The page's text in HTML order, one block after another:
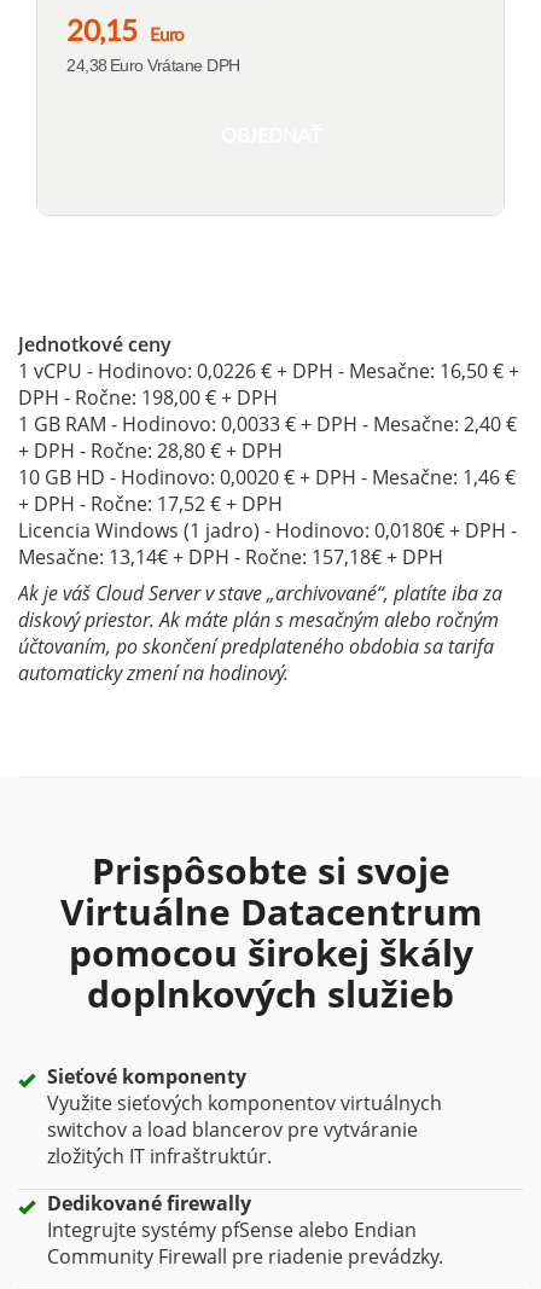
Jednotkové ceny
1 vCPU - Hodinovo: 0,0226 € + DPH - Mesačne: 16,50 € +
DPH - Ročne: 198,00 € + DPH
1 GB RAM - Hodinovo: 0,0033 € + DPH - Mesačne: 2,40 €
+ DPH - Ročne: 28,80 € + DPH
10 GB HD - Hodinovo: 0,0020 € + DPH - Mesačne: 1,46 €
+ DPH - Ročne: 17,52 € + DPH
Licencia Windows (1 jadro) - Hodinovo: 0,0180€ + DPH -
Mesačne: 13,14€ + DPH - Ročne: 157,18€ + DPH
Ak je váš Cloud Server v stave „archivované“, platíte iba za
diskový priestor. Ak máte plán s mesačným alebo ročným
účtovaním, po skončení predplateného obdobia sa tarifa
automaticky zmení na hodinový.
Prispôsobte si svoje
Virtuálne Datacentrum
pomocou širokej škály
doplnkových služieb
Sieťové komponenty
Využite sieťových komponentov virtuálnych
switchov a load blancerov pre vytváranie
zložitých IT infraštruktúr.
Dedikované firewally
Integrujte systémy pfSense alebo Endian
Community Firewall pre riadenie prevádzky.